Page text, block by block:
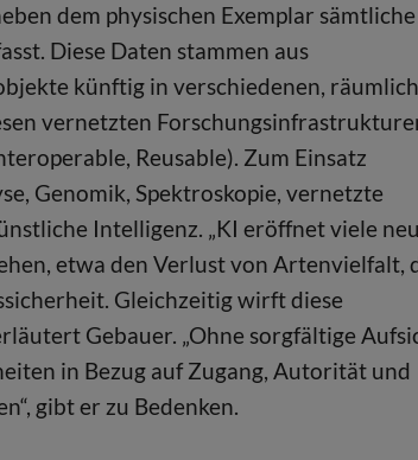
dem physischen Exemplar sämtliche
Diese Daten stammen aus
künftig in verschiedenen, räumlich
vernetzten
Reusable). Zum Einsatz
Genomik, Spektroskopie, vernetzte
Intelligenz. „KI eröffnet viele
etwa den Verlust von Artenvielfalt,
Gleichzeitig wirft diese
Gebauer. „Ohne sorgfältige
in Bezug auf Zugang, Autorität und
gibt er zu Bedenken.